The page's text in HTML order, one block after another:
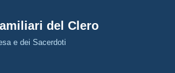
del Clero
e dei Sacerdoti